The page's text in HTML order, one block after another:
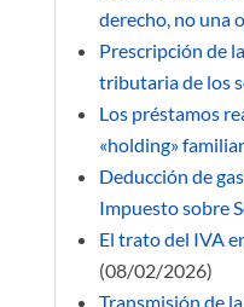
derecho, no una
Prescripción de
tributaria de los
Los préstamos
«holding» familiar
Deducción de
Impuesto sobre
El trato del IVA
(08/02/2026)
Transmisión de